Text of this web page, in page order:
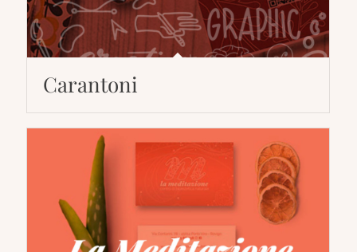
Carantoni